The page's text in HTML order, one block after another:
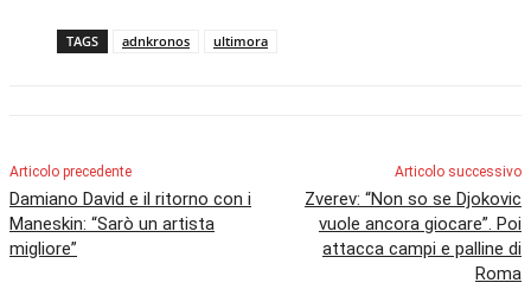
TAGS adnkronos ultimora
Articolo precedente
Damiano David e il ritorno con i
Maneskin: “Sarò un artista
migliore”
Articolo successivo
Zverev: “Non so se Djokovic
vuole ancora giocare”. Poi
attacca campi e palline di
Roma